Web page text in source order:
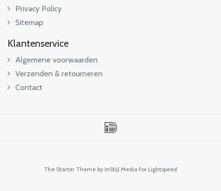
Privacy Policy
Sitemap
Klantenservice
Algemene voorwaarden
Verzenden & retourneren
Contact
The Starter Theme by InStijl Media for Lightspeed